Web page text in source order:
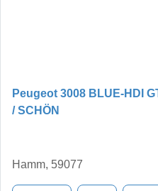
Peugeot 3008 BLUE-HDI
/ SCHÖN
Hamm, 59077